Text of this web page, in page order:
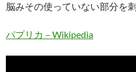
脳みその使っていない部分を
パプリカ – Wikipedia